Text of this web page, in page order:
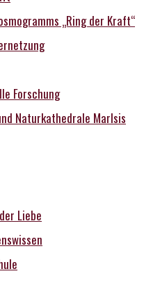
„Ring der Kraft“
Forschung
Naturkathedrale MarIsis
Liebe